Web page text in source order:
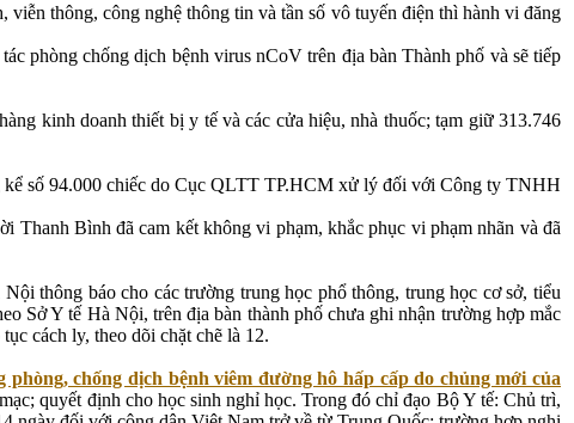
thông, công nghệ thông tin và tần số vô tuyến điện thì hành vi đăng
phòng chống dịch bệnh virus nCoV trên địa bàn Thành phố và sẽ tiếp
kinh doanh thiết bị y tế và các cửa hiệu, nhà thuốc; tạm giữ 313.746
số 94.000 chiếc do Cục QLTT TP.HCM xử lý đối với Công ty TNHH
Bình đã cam kết không vi phạm, khắc phục vi phạm nhãn và đã
thông báo cho các trường trung học phổ thông, trung học cơ sở, tiểu
Sở Y tế Hà Nội, trên địa bàn thành phố chưa ghi nhận trường hợp mắc
cách ly, theo dõi chặt chẽ là 12.
chống dịch bệnh viêm đường hô hấp cấp do chủng mới của
quyết định cho học sinh nghỉ học. Trong đó chỉ đạo Bộ Y tế: Chủ trì,